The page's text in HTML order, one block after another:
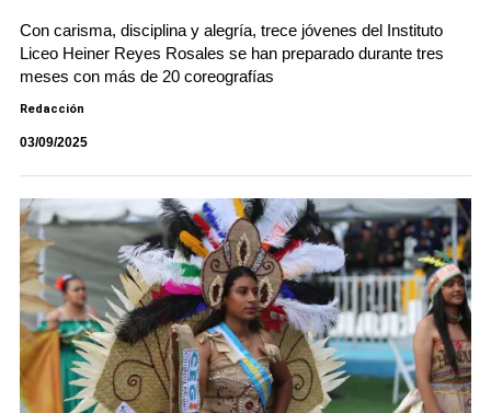
Con carisma, disciplina y alegría, trece jóvenes del Instituto
Liceo Heiner Reyes Rosales se han preparado durante tres
meses con más de 20 coreografías
Redacción
03/09/2025